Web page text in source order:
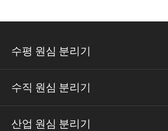
수평 원심 분리기
수직 원심 분리기
산업 원심 분리기